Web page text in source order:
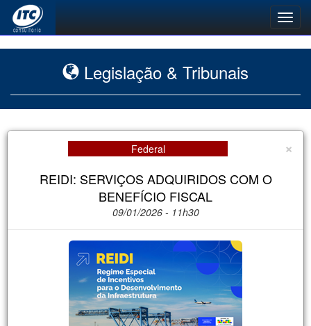
Legislação & Tribunais
×
Federal
REIDI: SERVIÇOS ADQUIRIDOS COM O
BENEFÍCIO FISCAL
09/01/2026 - 11h30